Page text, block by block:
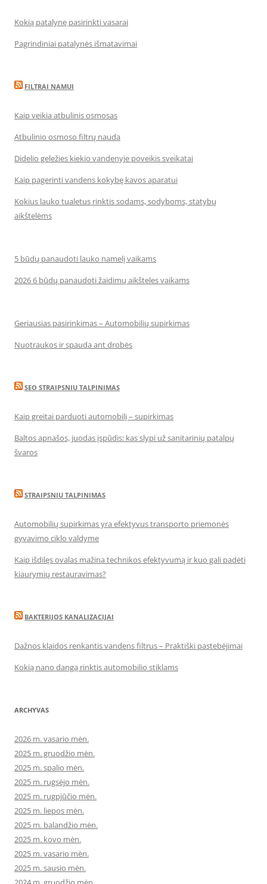
Kokią patalynę pasirinkti vasarai
Pagrindiniai patalynės išmatavimai
FILTRAI NAMUI
Kaip veikia atbulinis osmosas
Atbulinio osmoso filtrų nauda
Didelio geležies kiekio vandenyje poveikis sveikatai
Kaip pagerinti vandens kokybę kavos aparatui
Kokius lauko tualetus rinktis sodams, sodyboms, statybų
aikštelėms
5 būdų panaudoti lauko namelį vaikams
2026 6 būdų panaudoti žaidimų aikšteles vaikams
Geriausias pasirinkimas – Automobilių supirkimas
Nuotraukos ir spauda ant drobės
SEO STRAIPSNIU TALPINIMAS
Kaip greitai parduoti automobilį – supirkimas
Baltos apnašos, juodas įspūdis: kas slypi už sanitarinių patalpų
švaros
STRAIPSNIU TALPINIMAS
Automobilių supirkimas yra efektyvus transporto priemonės
gyvavimo ciklo valdyme
Kaip išdilęs ovalas mažina technikos efektyvumą ir kuo gali padėti
kiaurymių restauravimas?
BAKTERIJOS KANALIZACIJAI
Dažnos klaidos renkantis vandens filtrus – Praktiški pastebėjimai
Kokią nano dangą rinktis automobilio stiklams
ARCHYVAS
2026 m. vasario mėn.
2025 m. gruodžio mėn.
2025 m. spalio mėn.
2025 m. rugsėjo mėn.
2025 m. rugpjūčio mėn.
2025 m. liepos mėn.
2025 m. balandžio mėn.
2025 m. kovo mėn.
2025 m. vasario mėn.
2025 m. sausio mėn.